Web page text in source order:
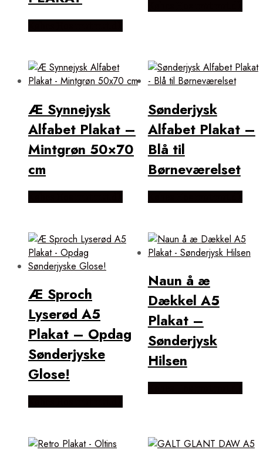
Æ Synnejysk
Alfabet Plakat –
Mintgrøn 50×70
cm
Sønderjysk
Alfabet Plakat –
Blå til
Børneværelset
Æ Sproch
Lyserød A5
Plakat – Opdag
Sønderjyske
Glose!
Naun å æ
Dækkel A5
Plakat –
Sønderjysk
Hilsen